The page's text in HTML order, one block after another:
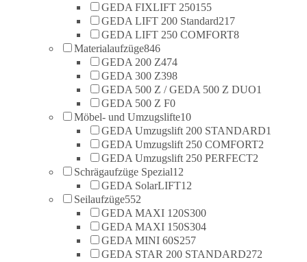
GEDA FIXLIFT 250155
GEDA LIFT 200 Standard217
GEDA LIFT 250 COMFORT8
Materialaufzüge846
GEDA 200 Z474
GEDA 300 Z398
GEDA 500 Z / GEDA 500 Z DUO1
GEDA 500 Z F0
Möbel- und Umzugslifte10
GEDA Umzugslift 200 STANDARD1
GEDA Umzugslift 250 COMFORT2
GEDA Umzugslift 250 PERFECT2
Schrägaufzüge Spezial12
GEDA SolarLIFT12
Seilaufzüge552
GEDA MAXI 120S300
GEDA MAXI 150S304
GEDA MINI 60S257
GEDA STAR 200 STANDARD272